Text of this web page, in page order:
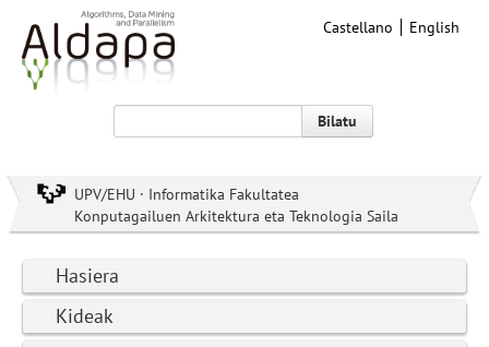
Castellano English
Bilatu
UPV/EHU · Informatika Fakultatea
Konputagailuen Arkitektura eta Teknologia Saila
Hasiera
Kideak